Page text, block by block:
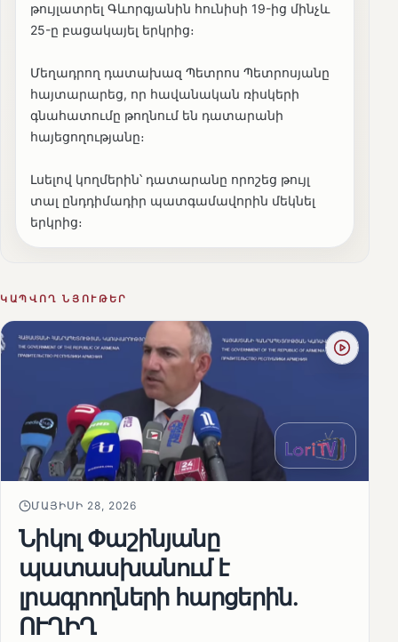
թույլատրել Գևորգյանին հունիսի 19-ից մինչև
25-ը բացակայել երկրից։
Մեղադրող դատախազ Պետրոս Պետրոսյանը
հայտարարեց, որ հավանական ռիսկերի
գնահատումը թողնում են դատարանի
հայեցողությանը։
Լսելով կողմերին՝ դատարանը որոշեց թույլ
տալ ընդդիմադիր պատգամավորին մեկնել
երկրից։
ԿԱՊՎՈՂ ՆՅՈՒԹԵՐ
ՄԱՅԻՍԻ 28, 2026
Նիկոլ Փաշինյանը
պատասխանում է
լրագրողների հարցերին․
ՈՒՂԻՂ